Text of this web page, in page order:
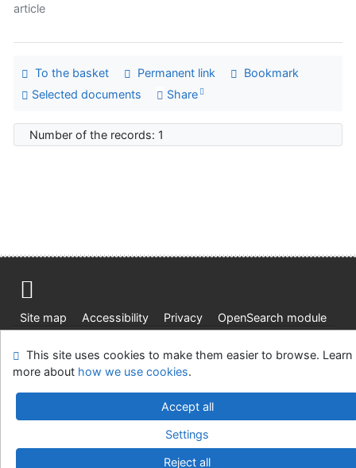
article
To the basket Permanent link
Bookmark
Selected documents
Share
Number of the records: 1
Site map Accessibility Privacy
OpenSearch module
Ústavní soud, IČO: 48513687, se sídlem Joštova 625/8,
660 83 Brno
©1993-2026IPACv.4.8.63a-Cosmotron Slovakia, s.r.o.
This site uses cookies to make them easier to browse. Learn
more about how we use cookies.
Accept all
Settings
Reject all